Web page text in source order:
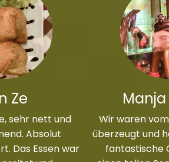
Ze
sehr nett und
Absolut
Das Essen war
Wir waren
überzeugt und
fantastische